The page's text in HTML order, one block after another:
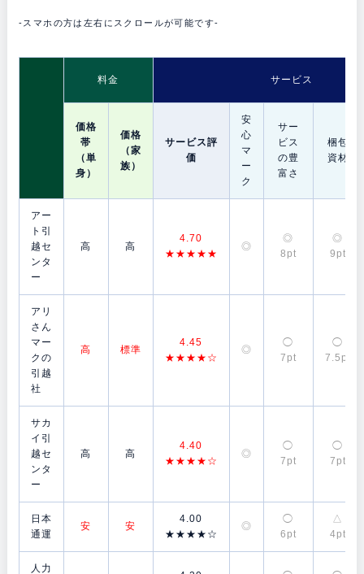
-スマホの方は左右にスクロールが可能です-
料金 サービス
価格
帯
（単
身）
価格
（家
族）
サービス評
価
安
心
マ
ー
ク
サー
ビス
の豊
富さ
梱包
資材
アー
ト引
越セ
ンタ
ー
高 高
4.70
★★★★★
◎
◎
8pt
◎
9pt
アリ
さん
マー
クの
引越
社
高 標準
4.45
★★★★☆
◎
◯
7pt
◯
7.5pt
サカ
イ引
越セ
ンタ
ー
高 高
4.40
★★★★☆
◎
◯
7pt
◯
7pt
日本
通運
安 安
4.00
★★★★☆
◎
◯
6pt
△
4pt
人力